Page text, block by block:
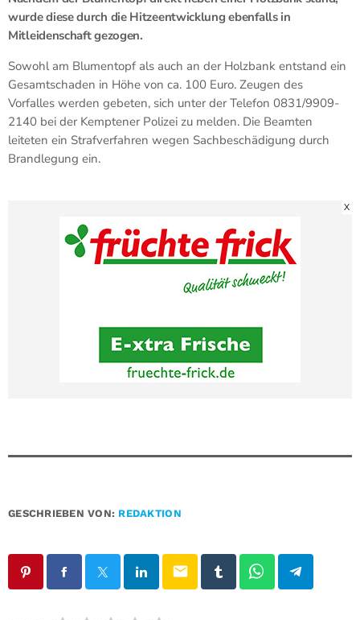
wurde diese durch die Hitzeentwicklung ebenfalls in
Mitleidenschaft gezogen.
Sowohl am Blumentopf als auch an der Holzbank entstand ein
Gesamtschaden in Höhe von ca. 100 Euro. Zeugen des
Vorfalles werden gebeten, sich unter der Telefon 0831/9909-
2140 bei der Kemptener Polizei zu melden. Die Beamten
leiteten ein Strafverfahren wegen Sachbeschädigung durch
Brandlegung ein.
X
GESCHRIEBEN VON: REDAKTION
email